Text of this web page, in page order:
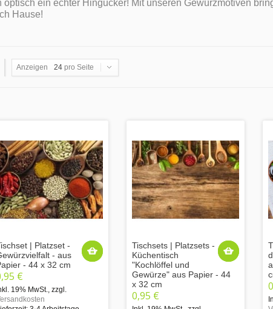
optisch ein echter Hingucker! Mit unseren Gewürzmotiven
Hause!
Anzeigen 24 pro Seite
| Platzset -
- aus
- 44 x 32 cm
€
19% MwSt. zzgl.
Tischsets | Platzsets -
Küchentisch
"Kochlöffel und
Gewürze" aus Papier - 44
x 32 cm
0,95 €